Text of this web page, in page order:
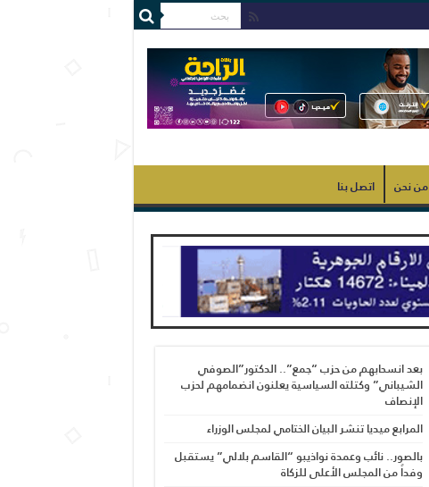
من نحن اتصل بنا
بعد انسحابهم من حزب “جمع”.. الدكتور”الصوفي
الشيباني” وكتلته السياسية يعلنون انضمامهم لحزب
الإنصاف
المرابع ميديا تنشر البيان الختامي لمجلس الوزراء
بالصور.. نائب وعمدة نواذيبو “القاسم بلالي” يستقبل
وفداً من المجلس الأعلى للزكاة